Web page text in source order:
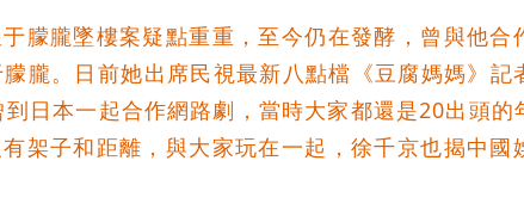
朦朧墜樓案疑點重重，至今仍在發酵，曾與他合
朧。日前她出席民視最新八點檔《豆腐媽媽》記
日本一起合作網路劇，當時大家都還是20出頭的
架子和距離，與大家玩在一起，徐千京也揭中國